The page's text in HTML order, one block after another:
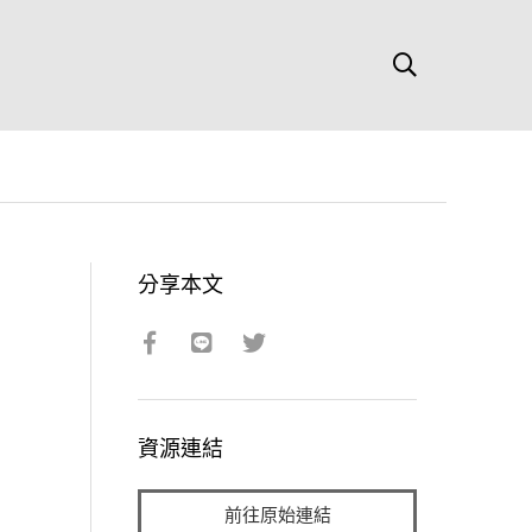
分享本文
資源連結
前往原始連結